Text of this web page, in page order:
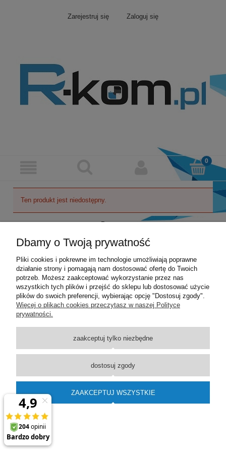
Zarejestruj się Zaloguj się
Ten produkt jest niedostępny.
Pomoc
Moje konto
Płatności i dostawa
Informacje
pokaż pełną wersję strony
Sklep internetowy Shoper Premium
Dbamy o Twoją prywatność
Pliki cookies i pokrewne im technologie umożliwiają poprawne
działanie strony i pomagają nam dostosować ofertę do Twoich
potrzeb. Możesz zaakceptować wykorzystanie przez nas
wszystkich tych plików i przejść do sklepu lub dostosować użycie
plików do swoich preferencji, wybierając opcję "Dostosuj zgody".
Więcej o plikach cookies przeczytasz w naszej Polityce
prywatności.
zaakceptuj tylko niezbędne
dostosuj zgody
ZAAKCEPTUJ WSZYSTKIE